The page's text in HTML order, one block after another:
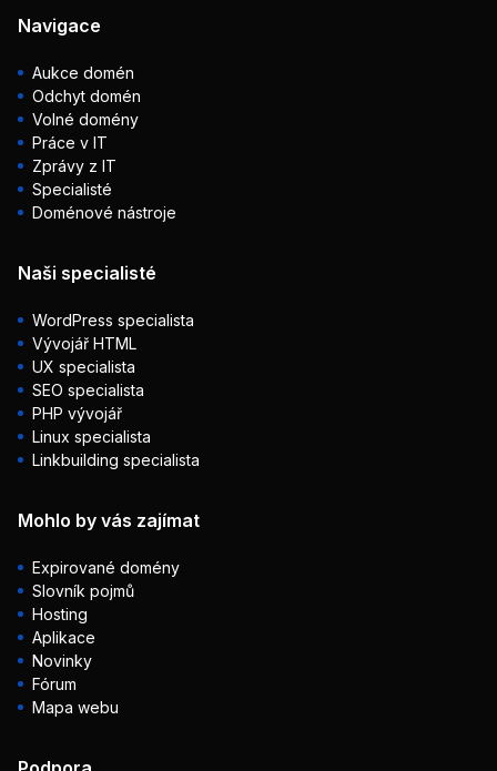
Navigace
Aukce domén
Odchyt domén
Volné domény
Práce v IT
Zprávy z IT
Specialisté
Doménové nástroje
Naši specialisté
WordPress specialista
Vývojář HTML
UX specialista
SEO specialista
PHP vývojář
Linux specialista
Linkbuilding specialista
Mohlo by vás zajímat
Expirované domény
Slovník pojmů
Hosting
Aplikace
Novinky
Fórum
Mapa webu